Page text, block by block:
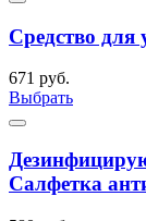
Средство
671 руб.
Выбрать
Салфетка